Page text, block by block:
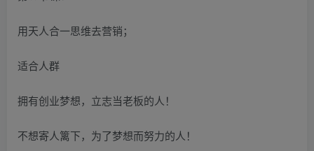
用天人合一思维去营销；
适合人群
拥有创业梦想，立志当老板的人！
不想寄人篱下，为了梦想而努力的人！